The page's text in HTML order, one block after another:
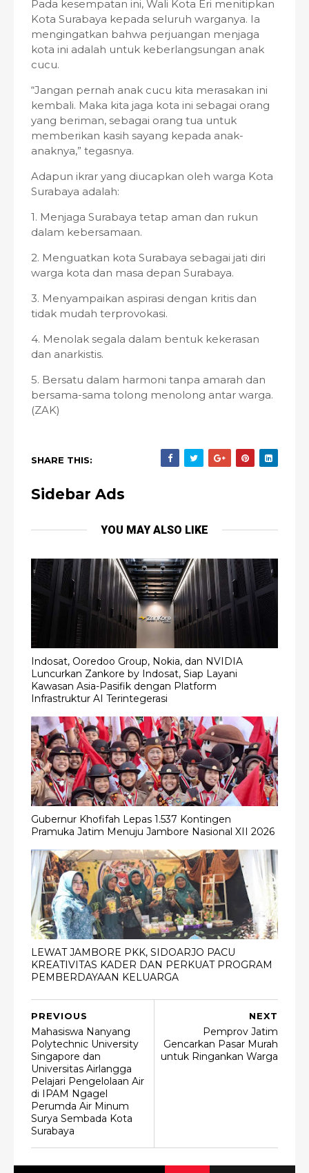
Pada kesempatan ini, Wali Kota Eri menitipkan
Kota Surabaya kepada seluruh warganya. Ia
mengingatkan bahwa perjuangan menjaga
kota ini adalah untuk keberlangsungan anak
cucu.
“Jangan pernah anak cucu kita merasakan ini
kembali. Maka kita jaga kota ini sebagai orang
yang beriman, sebagai orang tua untuk
memberikan kasih sayang kepada anak-
anaknya,” tegasnya.
Adapun ikrar yang diucapkan oleh warga Kota
Surabaya adalah:
1. Menjaga Surabaya tetap aman dan rukun
dalam kebersamaan.
2. Menguatkan kota Surabaya sebagai jati diri
warga kota dan masa depan Surabaya.
3. Menyampaikan aspirasi dengan kritis dan
tidak mudah terprovokasi.
4. Menolak segala dalam bentuk kekerasan
dan anarkistis.
5. Bersatu dalam harmoni tanpa amarah dan
bersama-sama tolong menolong antar warga.
(ZAK)
SHARE THIS:
Sidebar Ads
YOU MAY ALSO LIKE
Indosat, Ooredoo Group, Nokia, dan NVIDIA
Luncurkan Zankore by Indosat, Siap Layani
Kawasan Asia-Pasifik dengan Platform
Infrastruktur AI Terintegerasi
Gubernur Khofifah Lepas 1.537 Kontingen
Pramuka Jatim Menuju Jambore Nasional XII 2026
LEWAT JAMBORE PKK, SIDOARJO PACU
KREATIVITAS KADER DAN PERKUAT PROGRAM
PEMBERDAYAAN KELUARGA
NEXT
Pemprov Jatim
Gencarkan Pasar Murah
untuk Ringankan Warga
PREVIOUS
Mahasiswa Nanyang
Polytechnic University
Singapore dan
Universitas Airlangga
Pelajari Pengelolaan Air
di IPAM Ngagel
Perumda Air Minum
Surya Sembada Kota
Surabaya